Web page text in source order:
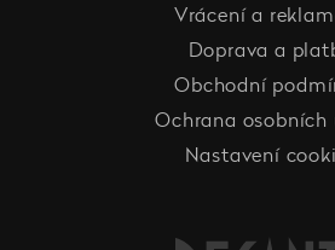
Vrácení a
Doprava a
Obchodní
Ochrana osobních
Nastavení